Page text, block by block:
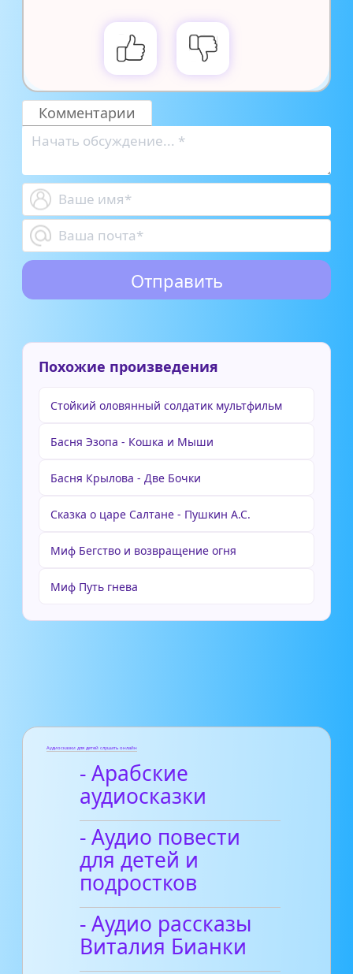
Комментарии
Похожие произведения
Стойкий оловянный солдатик мультфильм
Басня Эзопа - Кошка и Мыши
Басня Крылова - Две Бочки
Сказка о царе Салтане - Пушкин А.С.
Миф Бегство и возвращение огня
Миф Путь гнева
Аудиосказки для детей слушать онлайн
- Арабские
аудиосказки
- Аудио повести
для детей и
подростков
- Аудио рассказы
Виталия Бианки